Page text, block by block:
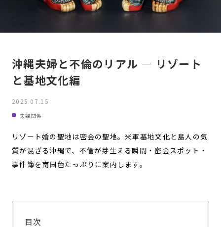
沖縄夫婦と不倫のリアル ― リゾート
と基地文化編
2025.07.15
夫婦関係
リゾート婚の聖地は密会の聖地。米軍基地文化と島人の気
質が混ざる沖縄で、不倫が芽生える瞬間・密会スポット・
事件簿を南国色たっぷりに案内します。
目次